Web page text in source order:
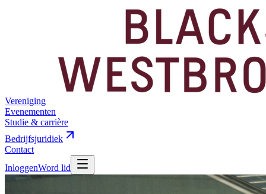
Vereniging
Evenementen
Studie & carrière
Bedrijfsjuridiek
Contact
InloggenWord lid